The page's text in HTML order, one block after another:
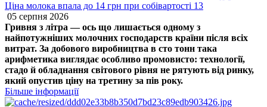
Ціна молока впала до 14 грн при собівартості 13
05 серпня 2026
Гривня з літра — ось що лишається одному з
найпотужніших молочних господарств країни після всіх
витрат. За добового виробництва в сто тонн така
арифметика виглядає особливо промовисто: технології,
стадо й обладнання світового рівня не рятують від ринку,
який опустив ціну на третину за пів року.
Більше інформації